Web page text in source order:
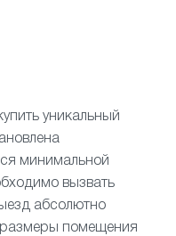
уникальный
минимальной
вызвать
абсолютно
помещения